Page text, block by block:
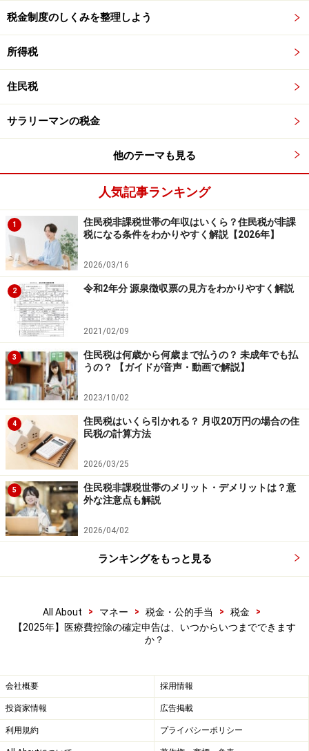
税金制度のしくみを整理しよう
所得税
住民税
サラリーマンの税金
他のテーマも見る
人気記事ランキング
1
住民税非課税世帯の年収はいくら？住民税が非課
税になる条件をわかりやすく解説【2026年】
2026/03/16
2 令和2年分 源泉徴収票の見方をわかりやすく解説
2021/02/09
3
住民税は何歳から何歳まで払うの？ 未成年でも払
うの？ 【ガイドが音声・動画で解説】
2023/10/02
4
住民税はいくら引かれる？ 月収20万円の場合の住
民税の計算方法
2026/03/25
5
住民税非課税世帯のメリット・デメリットは？意
外な注意点も解説
2026/04/02
ランキングをもっと見る
All About > マネー > 税金・公的手当 > 税金
>
【2025年】医療費控除の確定申告は、いつからいつまでできます
か？
会社概要 採用情報
投資家情報 広告掲載
利用規約 プライバシーポリシー